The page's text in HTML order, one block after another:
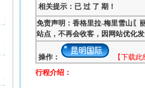
相关提示：已 过 了 期！
免责声明：香格里拉-梅里雪山〖
站点，不再会收客，因网站优化
操作：
【下载
行程介绍：